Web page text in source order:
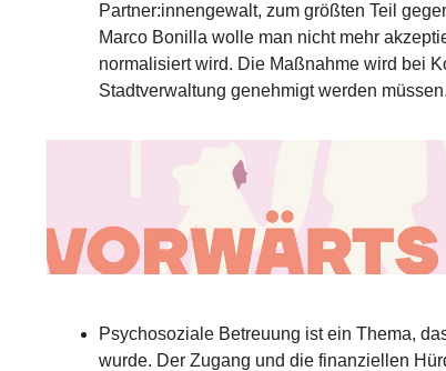
Partner:innengewalt, zum größten Teil
Marco Bonilla wolle man nicht mehr
normalisiert wird. Die Maßnahme wird bei
Stadtverwaltung genehmigt werden müssen.
Psychosoziale Betreuung ist ein Thema,
wurde. Der Zugang und die finanziellen